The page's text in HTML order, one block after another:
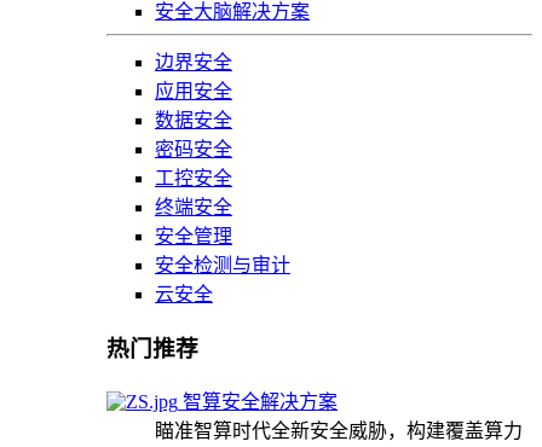
安全大脑解决方案
边界安全
应用安全
数据安全
密码安全
工控安全
终端安全
安全管理
安全检测与审计
云安全
热门推荐
智算安全解决方案
瞄准智算时代全新安全威胁，构建覆盖算力